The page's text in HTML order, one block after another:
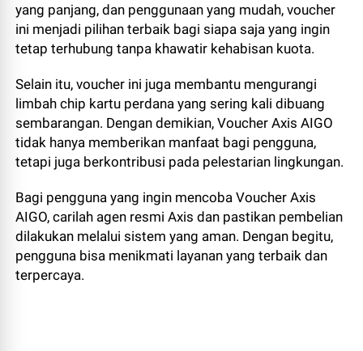
yang panjang, dan penggunaan yang mudah, voucher
ini menjadi pilihan terbaik bagi siapa saja yang ingin
tetap terhubung tanpa khawatir kehabisan kuota.
Selain itu, voucher ini juga membantu mengurangi
limbah chip kartu perdana yang sering kali dibuang
sembarangan. Dengan demikian, Voucher Axis AIGO
tidak hanya memberikan manfaat bagi pengguna,
tetapi juga berkontribusi pada pelestarian lingkungan.
Bagi pengguna yang ingin mencoba Voucher Axis
AIGO, carilah agen resmi Axis dan pastikan pembelian
dilakukan melalui sistem yang aman. Dengan begitu,
pengguna bisa menikmati layanan yang terbaik dan
terpercaya.